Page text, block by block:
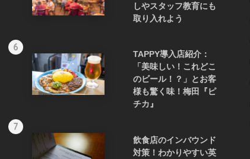
しやスタッフ教育にも
取り入れよう
6
TAPPY導入店紹介：
「美味しい！これどこ
のビール！？」とお客
様も驚く味！梅田『ピ
チカ』
7
飲食店のインバウンド
対策！わかりやすい英